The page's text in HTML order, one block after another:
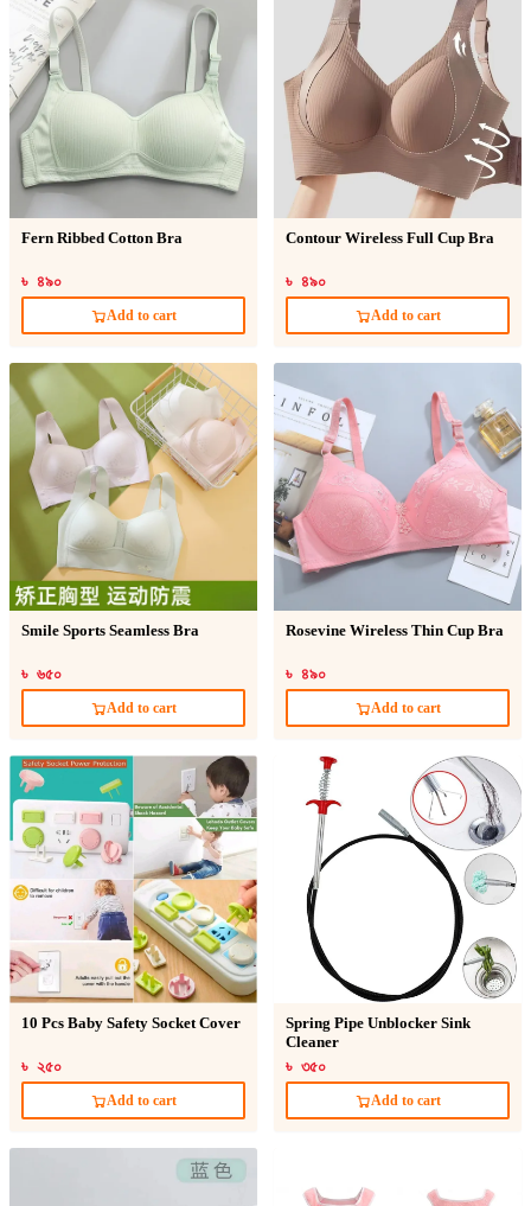
Fern Ribbed Cotton Bra
৳ ৪৯০
Add to cart
Contour Wireless Full Cup Bra
৳ ৪৯০
Add to cart
Smile Sports Seamless Bra
৳ ৬৫০
Add to cart
Rosevine Wireless Thin Cup Bra
৳ ৪৯০
Add to cart
10 Pcs Baby Safety Socket Cover
৳ ২৫০
Add to cart
Spring Pipe Unblocker Sink
Cleaner
৳ ৩৫০
Add to cart